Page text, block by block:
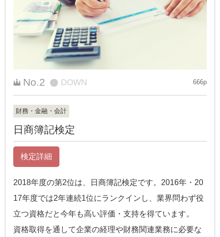
No.2 ↓ DOWN 666p
財務・金融・会計
日商簿記検定
検定詳細
2018年度の第2位は、日商簿記検定です。2016年・20
17年度では2年連続1位にランクインし、業界問わず役
立つ資格だと今年も高い評価・支持を得ています。
資格取得を通して企業の経理や財務関連業務に必要な